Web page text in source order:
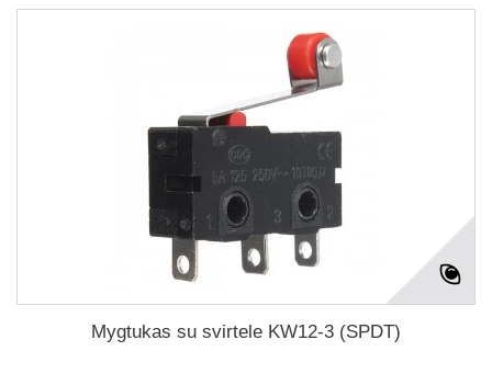
Mygtukas su svirtele KW12-3 (SPDT)